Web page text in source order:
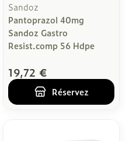
Sandoz
Pantoprazol 40mg
Sandoz Gastro
Resist.comp 56 Hdpe
19,72 €
Réservez